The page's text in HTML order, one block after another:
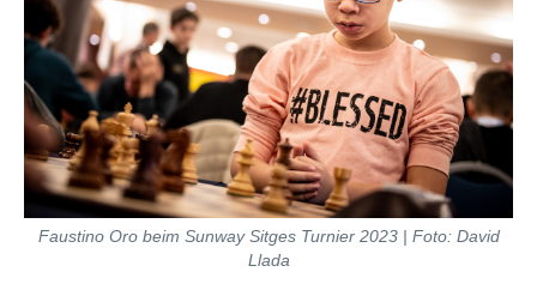
Faustino Oro beim Sunway Sitges Turnier 2023 | Foto: David
Llada